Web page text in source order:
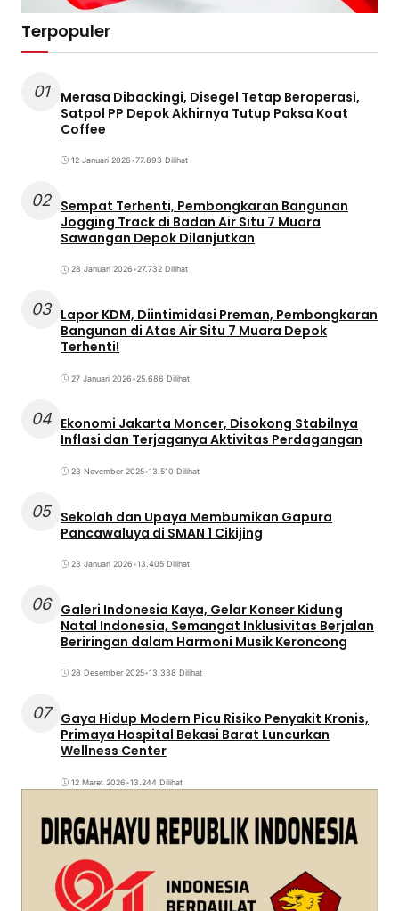
Terpopuler
01
Merasa Dibackingi, Disegel Tetap Beroperasi,
Satpol PP Depok Akhirnya Tutup Paksa Koat
Coffee
12 Januari 2026•77.893 Dilihat
02 Sempat Terhenti, Pembongkaran Bangunan
Jogging Track di Badan Air Situ 7 Muara
Sawangan Depok Dilanjutkan
28 Januari 2026•27.732 Dilihat
03 Lapor KDM, Diintimidasi Preman, Pembongkaran
Bangunan di Atas Air Situ 7 Muara Depok
Terhenti!
27 Januari 2026•25.686 Dilihat
04 Ekonomi Jakarta Moncer, Disokong Stabilnya
Inflasi dan Terjaganya Aktivitas Perdagangan
23 November 2025•13.510 Dilihat
05 Sekolah dan Upaya Membumikan Gapura
Pancawaluya di SMAN 1 Cikijing
23 Januari 2026•13.405 Dilihat
06 Galeri Indonesia Kaya, Gelar Konser Kidung
Natal Indonesia, Semangat Inklusivitas Berjalan
Beriringan dalam Harmoni Musik Keroncong
28 Desember 2025•13.338 Dilihat
07
Gaya Hidup Modern Picu Risiko Penyakit Kronis,
Primaya Hospital Bekasi Barat Luncurkan
Wellness Center
12 Maret 2026•13.244 Dilihat